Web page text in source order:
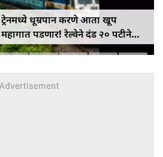
ट्रेनमध्ये धूम्रपान करणे आता खूप
महागात पडणार! रेल्वेने दंड २० पटीने
वाढवून ₹१०० वरून ₹२,००० केला